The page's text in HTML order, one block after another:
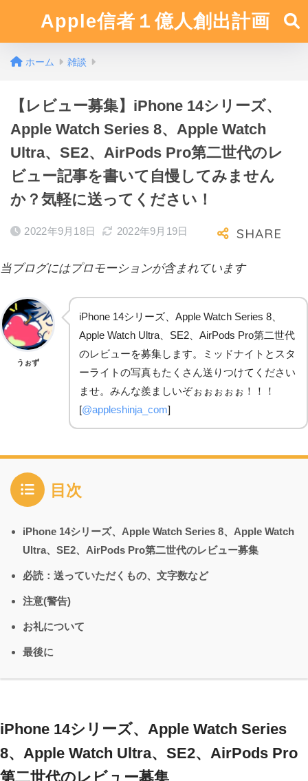
Apple信者１億人創出計画
ホーム 雑談
【レビュー募集】iPhone 14シリーズ、
Apple Watch Series 8、Apple Watch
Ultra、SE2、AirPods Pro第二世代のレ
ビュー記事を書いて自慢してみません
か？気軽に送ってください！
2022年9月18日 2022年9月19日
当ブログにはプロモーションが含まれています
うぉず
iPhone 14シリーズ、Apple Watch Series 8、
Apple Watch Ultra、SE2、AirPods Pro第二世代
のレビューを募集します。ミッドナイトとスタ
ーライトの写真もたくさん送りつけてください
ませ。みんな羨ましいぞぉぉぉぉぉ！！！
[@appleshinja_com]
目次
iPhone 14シリーズ、Apple Watch Series 8、Apple Watch
Ultra、SE2、AirPods Pro第二世代のレビュー募集
必読：送っていただくもの、文字数など
注意(警告)
お礼について
最後に
iPhone 14シリーズ、Apple Watch Series
8、Apple Watch Ultra、SE2、AirPods Pro
第二世代のレビュー募集